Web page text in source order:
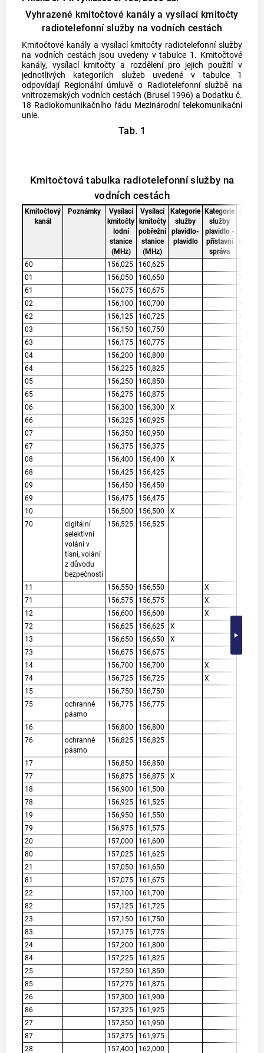
Vyhrazené kmitočtové kanály a vysílací kmitočty
radiotelefonní služby na vodních cestách
Kmitočtové kanály a vysílací kmitočty radiotelefonní služby
na vodních cestách jsou uvedeny v tabulce 1. Kmitočtové
kanály, vysílací kmitočty a rozdělení pro jejich použití v
jednotlivých kategoriích služeb uvedené v tabulce 1
odpovídají Regionální úmluvě o Radiotelefonní službě na
vnitrozemských vodních cestách (Brusel 1996) a Dodatku č.
18 Radiokomunikačního řádu Mezinárodní telekomunikační
unie.
Tab. 1
Kmitočtová tabulka radiotelefonní služby na
vodních cestách
Kmitočtový
kanál
Poznámky
Vysílací
kmitočty
lodní
stanice
(MHz)
Vysílací
kmitočty
pobřežní
stanice
(MHz)
Kategorie
služby
plavidlo-
plavidlo
Kategorie
služby
plavidlo -
přístavní
správa
60 156,025 160,625
01
156,050 160,650
61
156,075 160,675
02
156,100 160,700
62
156,125 160,725
03
156,150 160,750
63
156,175 160,775
04
156,200 160,800
64
156,225 160,825
05
156,250 160,850
65
156,275 160,875
06
156,300 156,300
X
66
156,325 160,925
07
156,350 160,950
67
156,375 156,375
08
156,400 156,400
X
68
156,425 156,425
09
156,450 156,450
69
156,475 156,475
10
156,500 156,500
X
70
digitální
selektivní
volání v
tísni, volání
z důvodu
bezpečnosti
156,525 156,525
11 156,550 156,550
X
71
156,575 156,575
X
12
156,600 156,600
X
72
156,625 156,625
X
13
156,650 156,650
X
73
156,675 156,675
X
14
156,700 156,700
X
74
156,725 156,725
X
15
156,750
156,750
75
ochranné
pásmo
156,775 156,775
16 156,800
156,800
76
ochranné
pásmo
156,825 156,825
17 156,850
156,850
77
156,875 156,875
X
18
156,900 161,500
78
156,925 161,525
19
156,950 161,550
79
156,975 161,575
20
157,000 161,600
80
157,025 161,625
21
157,050 161,650
81
157,075 161,675
22
157,100 161,700
82
157,125
161,725
23
157,150
161,750
83
157,175
161,775
24
157,200
161,800
84
157,225
161,825
25
157,250
161,850
85
157,275
161,875
26
157,300
161,900
86
157,325
161,925
27
157,350
161,950
87
157,375
161,975
28
157,400 162,000